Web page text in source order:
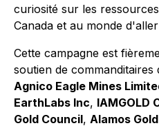
curiosité sur les
Canada et au monde
Cette campagne est
soutien de
Agnico Eagle Mines
EarthLabs Inc, IAMGOLD
Gold Council, Alamos